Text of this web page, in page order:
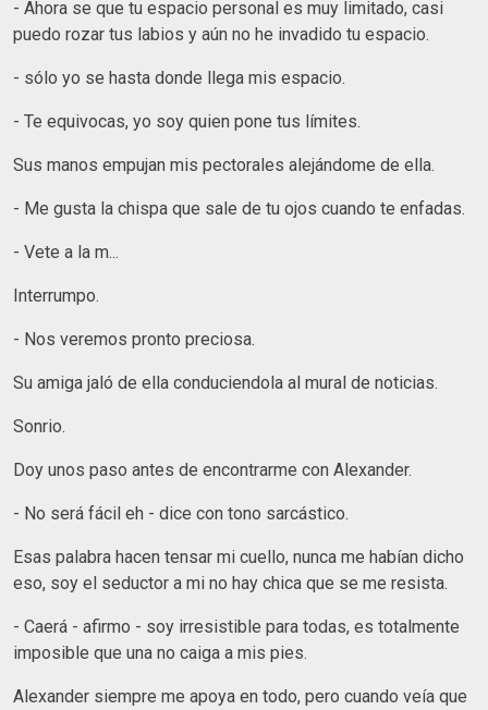
- Ahora se que tu espacio personal es muy limitado, casi
puedo rozar tus labios y aún no he invadido tu espacio.
- sólo yo se hasta donde llega mis espacio.
- Te equivocas, yo soy quien pone tus límites.
Sus manos empujan mis pectorales alejándome de ella.
- Me gusta la chispa que sale de tu ojos cuando te enfadas.
- Vete a la m...
Interrumpo.
- Nos veremos pronto preciosa.
Su amiga jaló de ella conduciendola al mural de noticias.
Sonrio.
Doy unos paso antes de encontrarme con Alexander.
- No será fácil eh - dice con tono sarcástico.
Esas palabra hacen tensar mi cuello, nunca me habían dicho
eso, soy el seductor a mi no hay chica que se me resista.
- Caerá - afirmo - soy irresistible para todas, es totalmente
imposible que una no caiga a mis pies.
Alexander siempre me apoya en todo, pero cuando veía que